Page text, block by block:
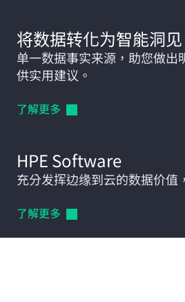
将数据转化为智能洞见
单一数据事实来源，助您做出
供实用建议。
了解更多
HPE Software
充分发挥边缘到云的数据价值
了解更多